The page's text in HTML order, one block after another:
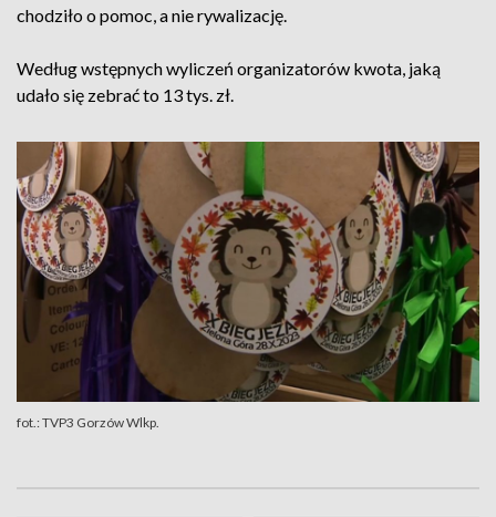
chodziło o pomoc, a nie rywalizację.
Według wstępnych wyliczeń organizatorów kwota, jaką
udało się zebrać to 13 tys. zł.
fot.: TVP3 Gorzów Wlkp.